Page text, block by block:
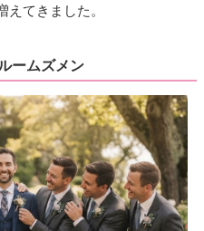
てきました。
ームズメン